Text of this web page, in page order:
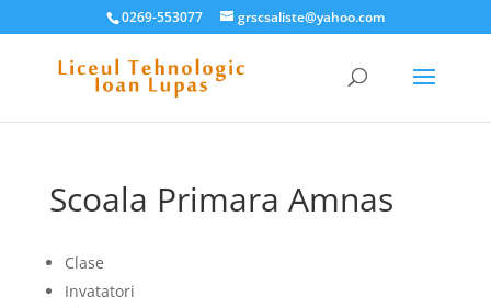
0269-553077 grscsaliste@yahoo.com
Scoala Primara Amnas
Clase
Invatatori